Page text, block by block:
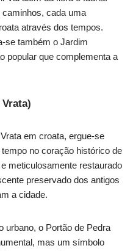
cada uma
através dos tempos.
se também o Jardim
popular que complementa a
em croata, ergue-se
no coração histórico de
meticulosamente restaurado
preservado dos antigos
a cidade.
urbano, o Portão de Pedra
mas um símbolo